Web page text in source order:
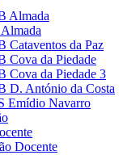
Almada
Cataventos da Paz
Cova da Piedade
Cova da Piedade 3
D. António da Costa
Emídio Navarro
Docente